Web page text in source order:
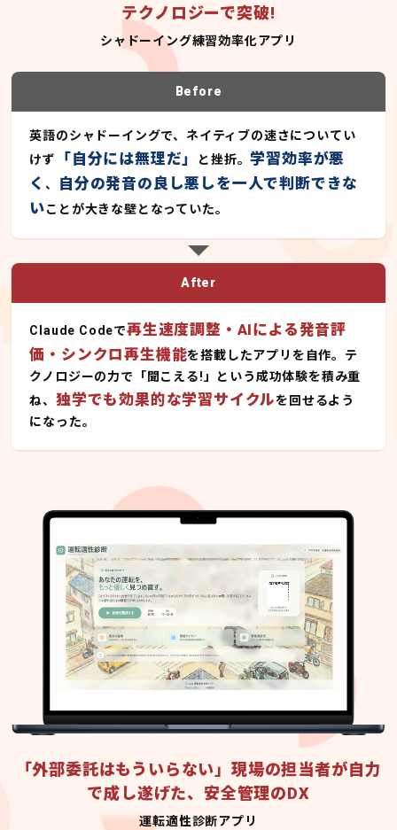
テクノロジーで突破!
シャドーイング練習効率化アプリ
Before
英語のシャドーイングで、ネイティブの速さについてい
けず
「自分には無理だ」 と挫折。学習効率が悪
く、
自分の発音の良し悪しを一人で判断できな
いことが大きな壁となっていた。
After
Claude Codeで再生速度調整・AIによる発音評
価・シンクロ再生機能を搭載したアプリを自作。テ
クノロジーの力で「聞こえる!」という成功体験を積み重
ね、独学でも効果的な学習サイクルを回せるよう
になった。
「外部委託はもういらない」現場の担当者が自力
で成し遂げた、安全管理のDX
運転適性診断アプリ